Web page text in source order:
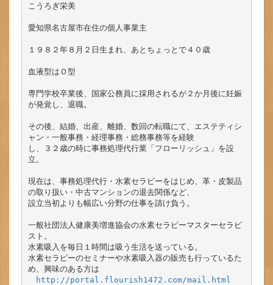
こうろぎ栄美
愛知県名古屋市在住の個人事業主
１９８２年８月２日生まれ、あとちょっとで４０歳
血液型はＯ型
専門学校卒業後、国家公務員に採用されるが２か月後に妊娠
が発覚し、退職。
その後、結婚、出産、離婚、数回の転職にて、エステティシ
ャン・一般事務・経理事務・総務事務等を経験
し、３２歳の時に事務処理代行業「フローリッシュ」を設
立。
現在は、事務処理代行・水素セラピーをはじめ、革・皮製品
の取り扱い・中古マンションの退去関係など、
設立当初よりも幅広い分野の仕事を請け負う。
一般社団法人健康美増進協会の水素セラピーマスターセラピ
スト。
水素吸入を毎日１時間は吸う生活を送っている。
水素セラピーのセミナーや水素吸入器の販売も行っているた
め、興味のある方は
http://portal.flourish1472.com/mail.html